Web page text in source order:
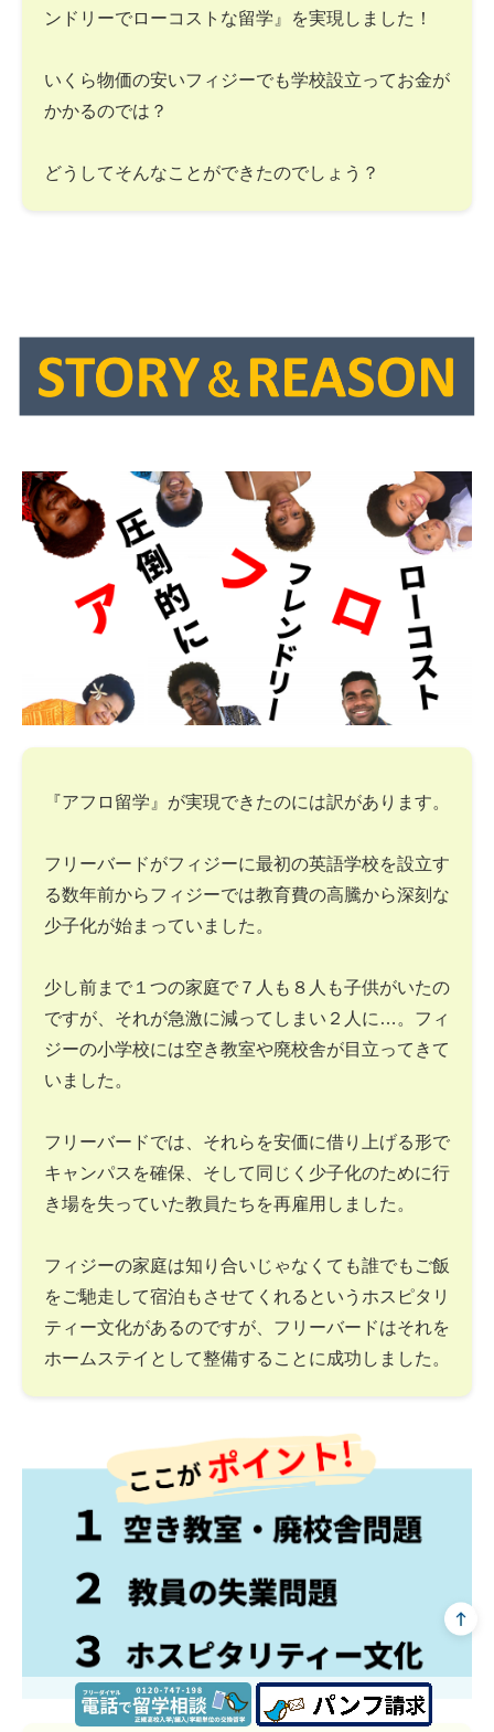
ンドリーでローコストな留学』を実現しました！
いくら物価の安いフィジーでも学校設立ってお金が
かかるのでは？
どうしてそんなことができたのでしょう？
『アフロ留学』が実現できたのには訳があります。
フリーバードがフィジーに最初の英語学校を設立す
る数年前からフィジーでは教育費の高騰から深刻な
少子化が始まっていました。
少し前まで１つの家庭で７人も８人も子供がいたの
ですが、それが急激に減ってしまい２人に…。フィ
ジーの小学校には空き教室や廃校舎が目立ってきて
いました。
フリーバードでは、それらを安価に借り上げる形で
キャンパスを確保、そして同じく少子化のために行
き場を失っていた教員たちを再雇用しました。
フィジーの家庭は知り合いじゃなくても誰でもご飯
をご馳走して宿泊もさせてくれるというホスピタリ
ティー文化があるのですが、フリーバードはそれを
ホームステイとして整備することに成功しました。